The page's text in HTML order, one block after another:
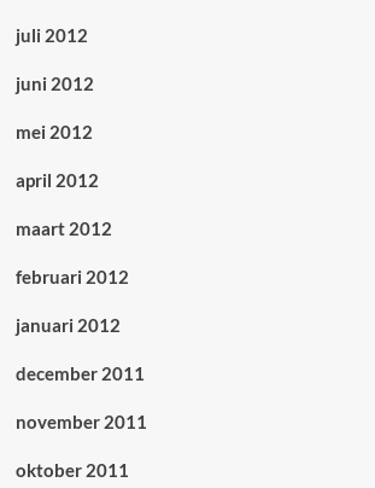
juli 2012
juni 2012
mei 2012
april 2012
maart 2012
februari 2012
januari 2012
december 2011
november 2011
oktober 2011